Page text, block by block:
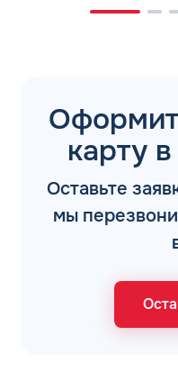
карту
Оставьте
мы